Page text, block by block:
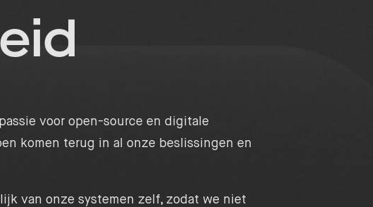
voor open-source en digitale
komen terug in al onze beslissingen en
van onze systemen zelf, zodat we niet